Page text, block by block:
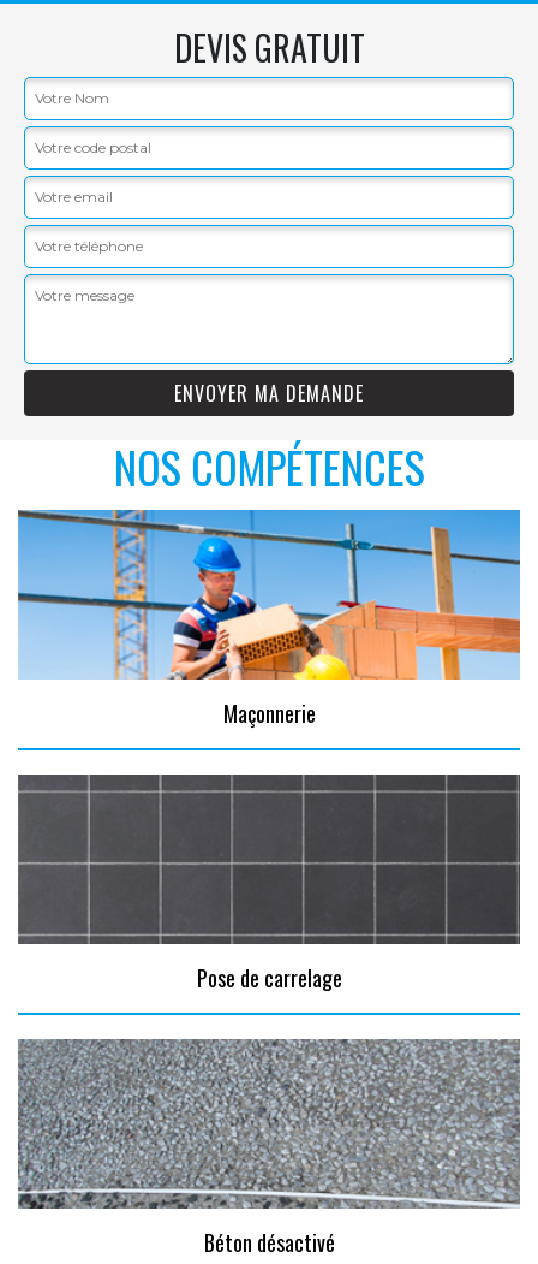
DEVIS GRATUIT
NOS COMPÉTENCES
Maçonnerie
Pose de carrelage
Béton désactivé